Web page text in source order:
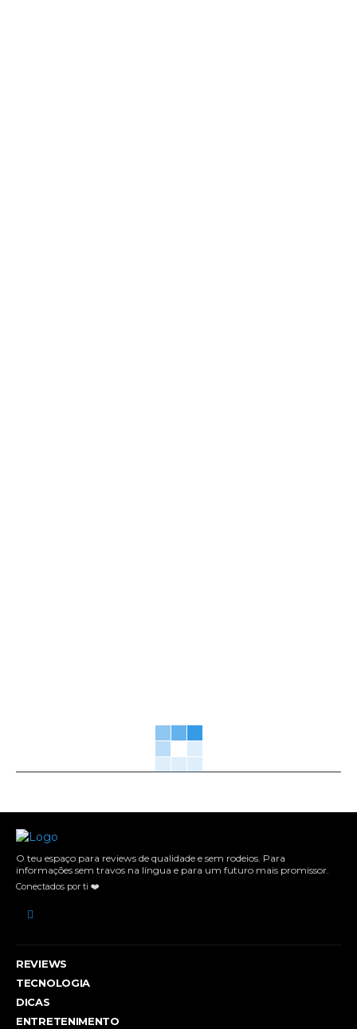
O teu espaço para reviews de qualidade e sem rodeios. Para
informações sem travos na língua e para um futuro mais promissor.
Conectados por ti ❤️
REVIEWS
TECNOLOGIA
DICAS
ENTRETENIMENTO